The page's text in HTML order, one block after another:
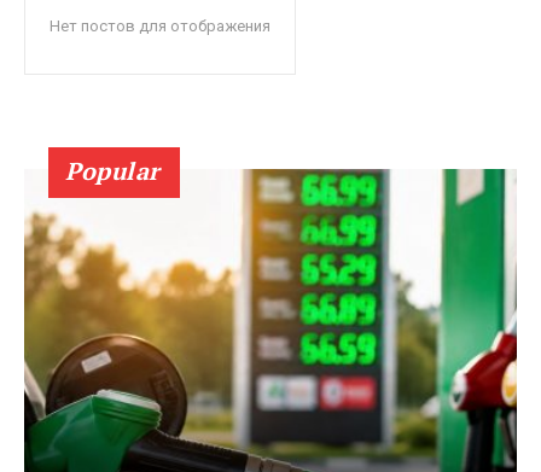
Нет постов для отображения
Popular